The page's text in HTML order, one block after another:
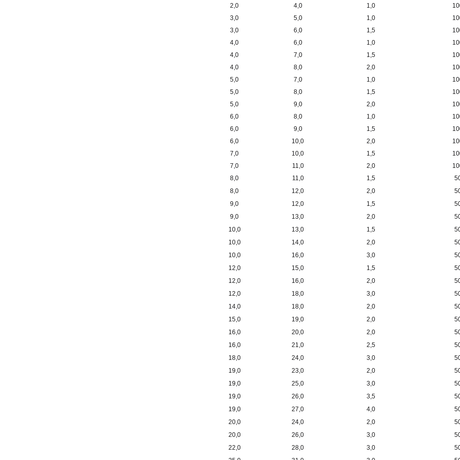
2,0
4,0 1,0
3,0
5,0 1,0
3,0
6,0 1,5
4,0
6,0 1,0
4,0
7,0 1,5
4,0
8,0 2,0
5,0
7,0 1,0
5,0
8,0 1,5
5,0
9,0 2,0
6,0
8,0 1,0
6,0
9,0 1,5
6,0
10,0 2,0
7,0
10,0 1,5
7,0
11,0 2,0
8,0
11,0 1,5
8,0
12,0 2,0
9,0
12,0 1,5
9,0
13,0 2,0
10,0
13,0 1,5
10,0
14,0 2,0
10,0
16,0 3,0
12,0
15,0 1,5
12,0
16,0 2,0
12,0
18,0 3,0
14,0
18,0 2,0
15,0
19,0 2,0
16,0
20,0 2,0
16,0
21,0 2,5
18,0
24,0 3,0
19,0
23,0 2,0
19,0
25,0 3,0
19,0
26,0 3,5
19,0
27,0 4,0
20,0
24,0 2,0
20,0
26,0 3,0
22,0
28,0 3,0